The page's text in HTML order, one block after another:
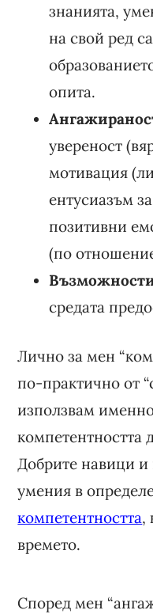
знанията,
на свой ред
опита.
увереност
мотивация
ентусиазъм
позитивни
(по
средата
Лично за мен
по-практично от
използвам
компетентността
Добрите навици
умения в
компетентността,
времето.
Според мен